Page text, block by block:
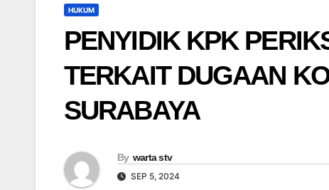
HUKUM
PENYIDIK KPK
TERKAIT DUGAAN
SURABAYA
By warta stv
SEP 5, 2024